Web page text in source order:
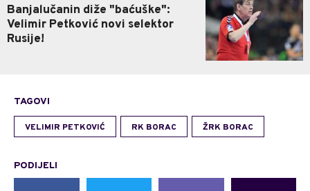
Banjalučanin diže "baćuške":
Velimir Petković novi selektor
Rusije!
TAGOVI
VELIMIR PETKOVIĆ RK BORAC ŽRK BORAC
PODIJELI